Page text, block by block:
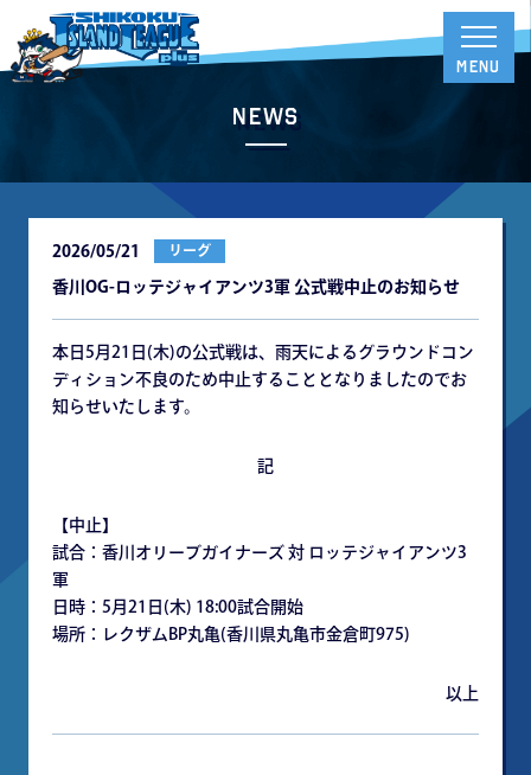
News
2026/05/21 リーグ
⾹川OG-ロッテジャイアンツ3軍 公式戦中⽌のお知らせ
本⽇5⽉21⽇(⽊)の公式戦は、⾬天によるグラウンドコン
ディション不良のため中⽌することとなりましたのでお
知らせいたします。
記
【中⽌】
試合：⾹川オリーブガイナーズ 対 ロッテジャイアンツ3
軍
⽇時：5⽉21⽇(⽊) 18:00試合開始
場所：レクザムBP丸⻲(⾹川県丸⻲市⾦倉町975)
以上